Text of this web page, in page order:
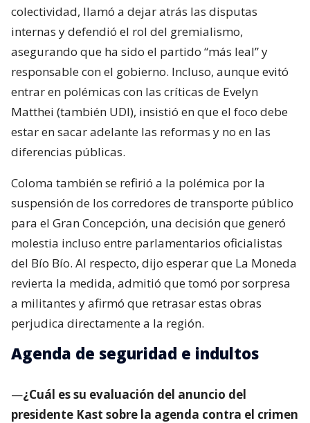
colectividad, llamó a dejar atrás las disputas
internas y defendió el rol del gremialismo,
asegurando que ha sido el partido “más leal” y
responsable con el gobierno. Incluso, aunque evitó
entrar en polémicas con las críticas de Evelyn
Matthei (también UDI), insistió en que el foco debe
estar en sacar adelante las reformas y no en las
diferencias públicas.
Coloma también se refirió a la polémica por la
suspensión de los corredores de transporte público
para el Gran Concepción, una decisión que generó
molestia incluso entre parlamentarios oficialistas
del Bío Bío. Al respecto, dijo esperar que La Moneda
revierta la medida, admitió que tomó por sorpresa
a militantes y afirmó que retrasar estas obras
perjudica directamente a la región.
Agenda de seguridad e indultos
—¿Cuál es su evaluación del anuncio del
presidente Kast sobre la agenda contra el crimen